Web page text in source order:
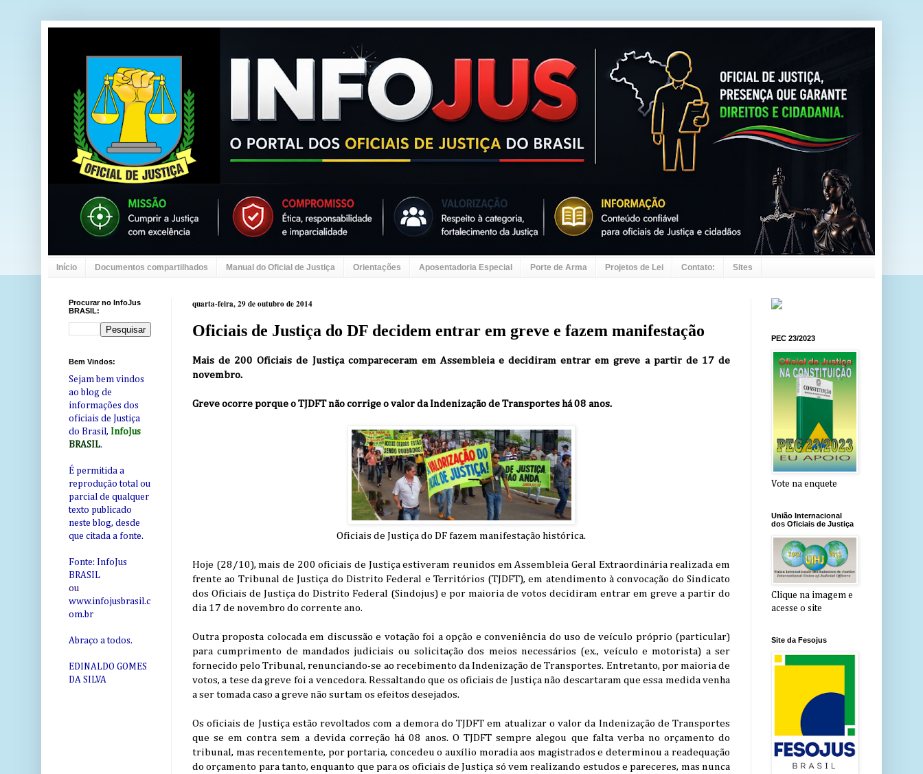
Início Documentos compartilhados Manual do Oficial de Justiça Orientações Aposentadoria Especial Porte de Arma Projetos de Lei Contato: Sites
quarta-feira, 29 de outubro de 2014
Oficiais de Justiça do DF decidem entrar em greve e fazem manifestação
Mais de 200 Oficiais de Justiça compareceram em Assembleia e decidiram entrar em greve a partir de 17 de
novembro.
Greve ocorre porque o TJDFT não corrige o valor da Indenização de Transportes há 08 anos.
Oficiais de Justiça do DF fazem manifestação histórica.
Hoje (28/10), mais de 200 oficiais de Justiça estiveram reunidos em Assembleia Geral Extraordinária realizada em
frente ao Tribunal de Justiça do Distrito Federal e Territórios (TJDFT), em atendimento à convocação do Sindicato
dos Oficiais de Justiça do Distrito Federal (Sindojus) e por maioria de votos decidiram entrar em greve a partir do
dia 17 de novembro do corrente ano.
Outra proposta colocada em discussão e votação foi a opção e conveniência do uso de veículo próprio (particular)
para cumprimento de mandados judiciais ou solicitação dos meios necessários (ex., veículo e motorista) a ser
fornecido pelo Tribunal, renunciando-se ao recebimento da Indenização de Transportes. Entretanto, por maioria de
votos, a tese da greve foi a vencedora. Ressaltando que os oficiais de Justiça não descartaram que essa medida venha
a ser tomada caso a greve não surtam os efeitos desejados.
Os oficiais de Justiça estão revoltados com a demora do TJDFT em atualizar o valor da Indenização de Transportes
que se em contra sem a devida correção há 08 anos. O TJDFT sempre alegou que falta verba no orçamento do
tribunal, mas recentemente, por portaria, concedeu o auxílio moradia aos magistrados e determinou a readequação
do orçamento para tanto, enquanto que para os oficiais de Justiça só vem realizando estudos e pareceres, mas nunca
Procurar no InfoJus
BRASIL:
Bem Vindos:
Sejam bem vindos
ao blog de
informações dos
oficiais de Justiça
do Brasil, InfoJus
BRASIL.
É permitida a
reprodução total ou
parcial de qualquer
texto publicado
neste blog, desde
que citada a fonte.
Fonte: InfoJus
BRASIL
ou
www.infojusbrasil.c
om.br
Abraço a todos.
EDINALDO GOMES
DA SILVA
PEC 23/2023
Vote na enquete
União Internacional
dos Oficiais de Justiça
Clique na imagem e
acesse o site
Site da Fesojus